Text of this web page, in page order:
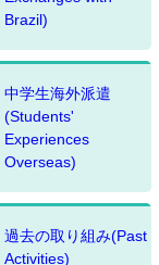
Brazil)
中学生海外派遣
(Students'
Experiences
Overseas)
過去の取り組み(Past
Activities)